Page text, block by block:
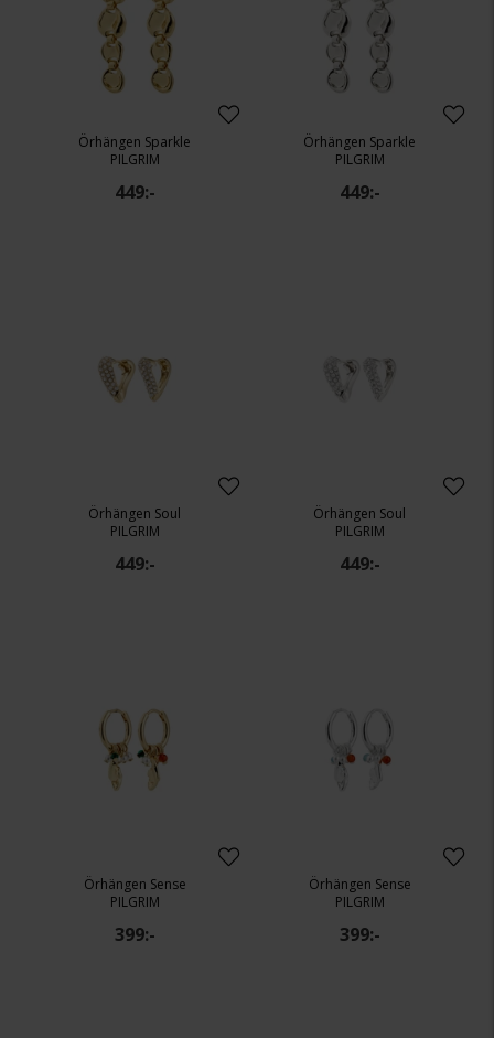
Örhängen Sparkle
PILGRIM
449:-
Örhängen Sparkle
PILGRIM
449:-
Örhängen Soul
PILGRIM
449:-
Örhängen Soul
PILGRIM
449:-
Örhängen Sense
PILGRIM
399:-
Örhängen Sense
PILGRIM
399:-